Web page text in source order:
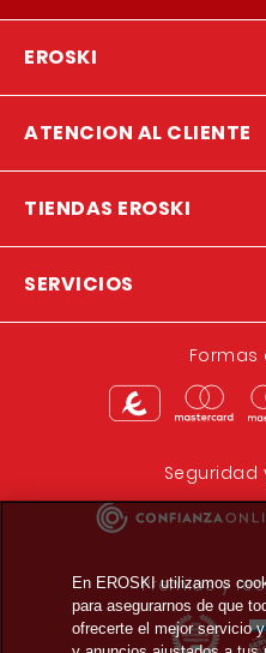
EROSKI
ATENCION AL CLIENTE
TIENDAS EROSKI
SERVICIOS
Formas
Seguridad
Premios y
En EROSKI utilizamos
para asegurarnos de que
ofrecerte el mejor servicio